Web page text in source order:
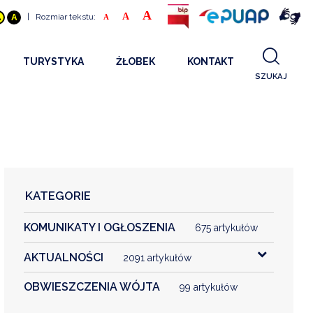
A | Rozmiar tekstu: A A A
TURYSTYKA ŻŁOBEK
KONTAKT
KONTAKT
SZUKAJ
KATEGORIE
KOMUNIKATY I OGŁOSZENIA 675 artykułów
AKTUALNOŚCI 2091 artykułów
OBWIESZCZENIA WÓJTA 99 artykułów